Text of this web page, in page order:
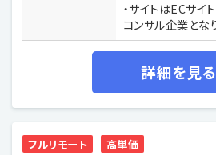
・サイトはECサイ
コンサル企業とな
詳細を見る
フルリモート 高単価